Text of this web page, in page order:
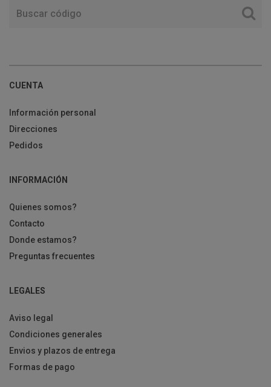
CUENTA
Información personal
Direcciones
Pedidos
INFORMACIÓN
Quienes somos?
Contacto
Donde estamos?
Preguntas frecuentes
LEGALES
Aviso legal
Condiciones generales
Envios y plazos de entrega
Formas de pago